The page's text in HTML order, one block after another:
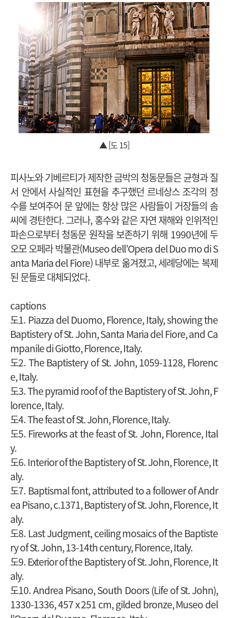
▲ [도 15]
피사노와 기베르티가 제작한 금박의 청동문들은 균형과 질
서 안에서 사실적인 표현을 추구했던 르네상스 조각의 정
수를 보여주어 문 앞에는 항상 많은 사람들이 거장들의 솜
씨에 경탄한다. 그러나, 홍수와 같은 자연 재해와 인위적인
파손으로부터 청동문 원작을 보존하기 위해 1990년에 두
오모 오페라 박물관(Museo dell’Opera del Duo mo di S
anta Maria del Fiore) 내부로 옮겨졌고, 세례당에는 복제
된 문들로 대체되었다.
captions
도1. Piazza del Duomo, Florence, Italy, showing the
Baptistery of St. John, Santa Maria del Fiore, and Ca
mpanile di Giotto, Florence, Italy.
도2. The Baptistery of St. John, 1059-1128, Florenc
e, Italy.
도3. The pyramid roof of the Baptistery of St. John, F
lorence, Italy.
도4. The feast of St. John, Florence, Italy.
도5. Fireworks at the feast of St. John, Florence, Ital
y.
도6. Interior of the Baptistery of St. John, Florence, It
aly.
도7. Baptismal font, attributed to a follower of Andr
ea Pisano, c.1371, Baptistery of St. John, Florence, It
aly.
도8. Last Judgment, ceiling mosaics of the Baptiste
ry of St. John, 13-14th century, Florence, Italy.
도9. Exterior of the Baptistery of St. John, Florence, It
aly.
도10. Andrea Pisano, South Doors (Life of St. John),
1330-1336, 457 x 251 cm, gilded bronze, Museo del